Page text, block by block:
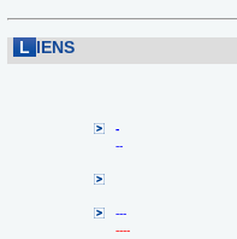
L IENS
-
--
---
----